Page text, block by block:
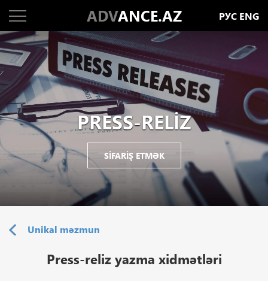
ADVANCE.AZ РУС ENG
PRESS-RELIZ
SIFARIŞ ETMƏK
Unikal məzmun
Press-reliz yazma xidmətləri